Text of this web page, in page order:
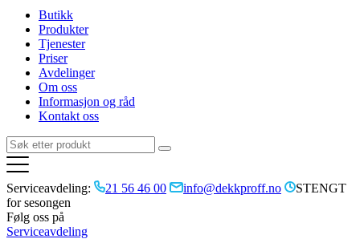
Butikk
Produkter
Tjenester
Priser
Avdelinger
Om oss
Informasjon og råd
Kontakt oss
Serviceavdeling: 21 56 46 00 info@dekkproff.no
STENGT
for sesongen
Følg oss på
Serviceavdeling